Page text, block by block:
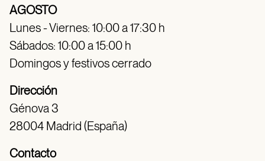
AGOSTO
Lunes - Viernes: 10:00 a 17:30 h
Sábados: 10:00 a 15:00 h
Domingos y festivos cerrado
Dirección
Génova 3
28004 Madrid (España)
Contacto